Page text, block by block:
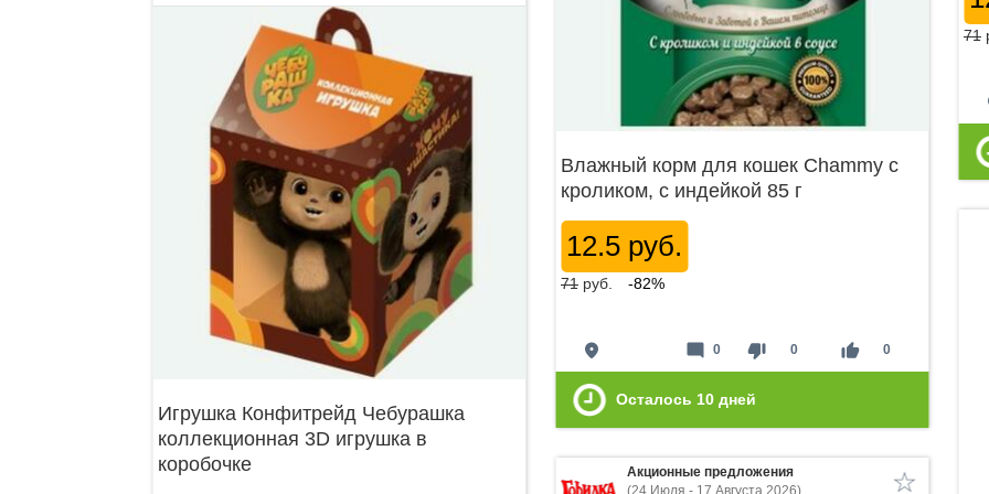
71
Влажный корм для кошек Chammy с
кроликом, с индейкой 85 г
12.5 руб.
71 руб. -82%
place thumb_down 0 thumb_up 0
mode_comment 0
Осталось 10 дней
Игрушка Конфитрейд Чебурашка
коллекционная 3D игрушка в
коробочке
Акционные предложения
(24 Июля - 17 Августа 2026)